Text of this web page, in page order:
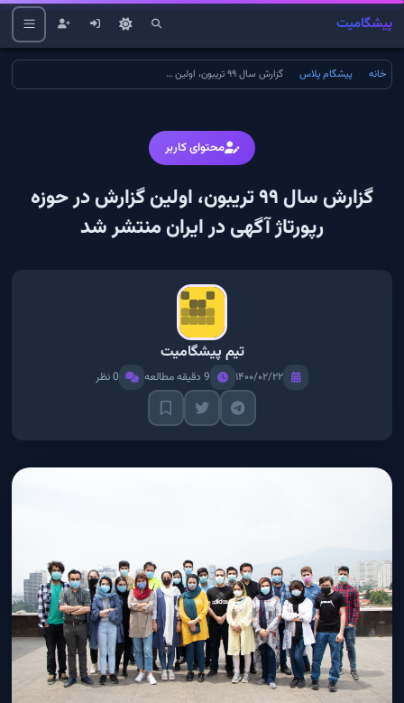
پیشگامیت
خانه پیشگام پلاس گزارش سال ۹۹ تریبون، اولین گزارش در حوزه رپورتاژ آگهی در ایران منتشر شد
محتوای کاربر
گزارش سال ۹۹ تریبون، اولین گزارش در حوزه
رپورتاژ آگهی در ایران منتشر شد
تیم پیشگامیت
۱۴۰۰/۰۲/۲۲ 9 دقیقه مطالعه 0 نظر